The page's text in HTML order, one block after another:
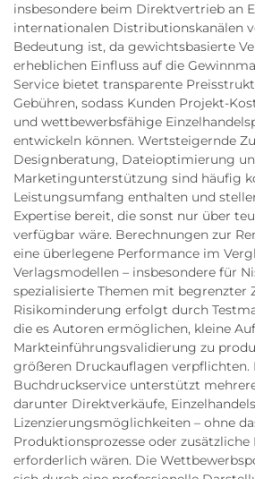
insbesondere beim Direktvertrieb an
internationalen Distributionskanälen
Bedeutung ist, da gewichtsbasierte
erheblichen Einfluss auf die
Service bietet transparente
Gebühren, sodass Kunden Projekt-
und wettbewerbsfähige
entwickeln können. Wertsteigernde
Designberatung, Dateioptimierung
Marketingunterstützung sind häufig
Leistungsumfang enthalten und
Expertise bereit, die sonst nur über
verfügbar wäre. Berechnungen zur
eine überlegene Performance im
Verlagsmodellen – insbesondere für
spezialisierte Themen mit begrenzter
Risikominderung erfolgt durch
die es Autoren ermöglichen, kleine
Markteinführungsvalidierung zu
größeren Druckauflagen verpflichten.
Buchdruckservice unterstützt
darunter Direktverkäufe,
Lizenzierungsmöglichkeiten – ohne
Produktionsprozesse oder
erforderlich wären. Die